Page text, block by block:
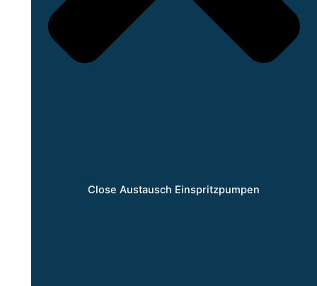
Close Austausch Einspritzpumpen